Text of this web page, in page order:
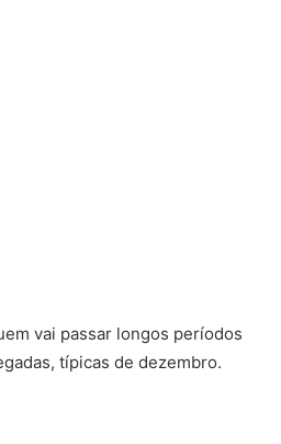
vai passar longos períodos
típicas de dezembro.